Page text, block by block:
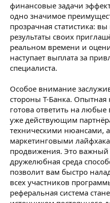
финансовые задачи
одно значимое
прозрачная статистика:
результаты своих
реальном времени и
наступает выплата за
специалиста.
Особое внимание
стороны Т-Банка. Опытная
готова ответить на
уже действующим
техническими нюансами,
маркетинговыми
продвижения. Это
дружелюбная среда
позволит вам быстро
всех участников
реферальная система